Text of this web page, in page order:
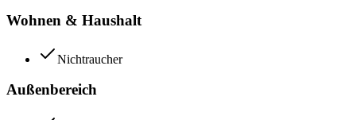
Wohnen & Haushalt
Nichtraucher
Außenbereich